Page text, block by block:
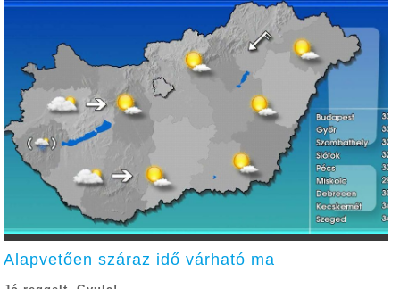
Alapvetően száraz idő várható ma